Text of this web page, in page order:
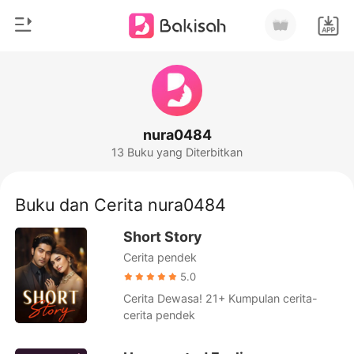
Unduh Aplikasi
Romantis
Miliarder
Likantrof
Siklus
nura0484
13 Buku yang Diterbitkan
Buku dan Cerita nura0484
Short Story
Cerita pendek
5.0
Cerita Dewasa! 21+ Kumpulan cerita-
cerita pendek